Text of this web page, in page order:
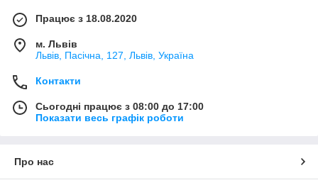
Працює з 18.08.2020
м. Львів
Львів, Пасічна, 127, Львів, Україна
Контакти
Сьогодні працює з 08:00 до 17:00
Показати весь графік роботи
Про нас